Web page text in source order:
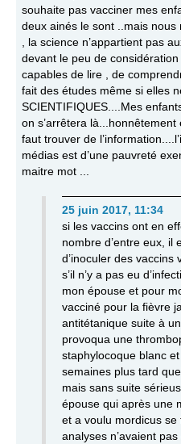
souhaite pas vacciner mes
deux ainés le sont ..mais
, la science n’appartient pas
devant le peu de
capables de lire , de
fait des études même si elles
SCIENTIFIQUES....Mes
on s’arrêtera
faut trouver de
médias est d’une pauvreté
maitre mot ...
25 juin 2017, 11:34
si les vaccins ont en
nombre d’entre eux, il
d’inoculer des vaccins
s’il n’y a pas eu
mon épouse et pour
vacciné pour la fièvre
antitétanique suite à
provoqua une
staphylocoque blanc
semaines plus tard
mais sans suite
épouse qui après une
et a voulu mordicus
analyses n’avaient